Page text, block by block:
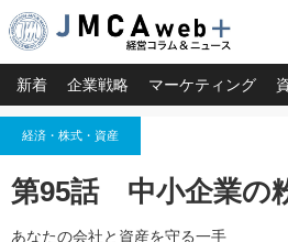
新着 企業戦略 マーケティング
経済・株式・資産
第95話 中小企業の
あなたの会社と資産を守る一手